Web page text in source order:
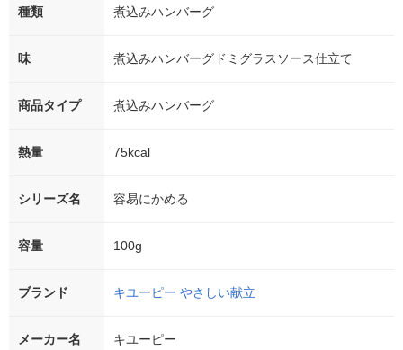
種類 煮込みハンバーグ
味 煮込みハンバーグドミグラスソース仕立て
商品タイプ 煮込みハンバーグ
熱量 75kcal
シリーズ名 容易にかめる
容量 100g
ブランド キユーピー やさしい献立
メーカー名 キユーピー